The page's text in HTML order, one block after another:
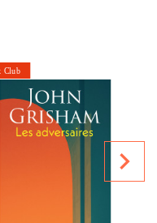
navigate_next